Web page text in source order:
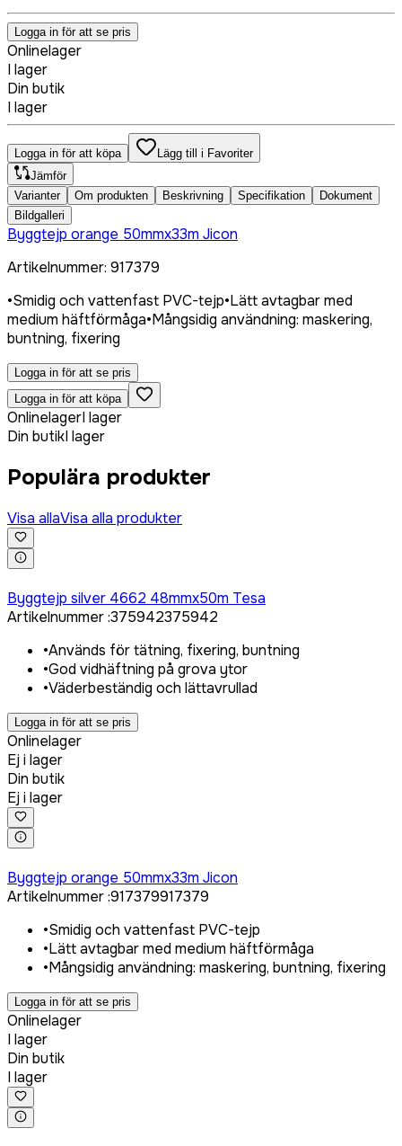
Logga in för att se pris
Onlinelager
I lager
Din butik
I lager
Logga in för att köpa
Lägg till i Favoriter
Jämför
Varianter
Om produkten Beskrivning Specifikation
Dokument
Bildgalleri
Byggtejp orange 50mmx33m Jicon
Artikelnummer: 917379
•Smidig och vattenfast PVC-tejp•Lätt avtagbar med
medium häftförmåga•Mångsidig användning: maskering,
buntning, fixering
Logga in för att se pris
Logga in för att köpa
OnlinelagerI lager
Din butikI lager
Populära produkter
Visa allaVisa alla produkter
Byggtejp silver 4662 48mmx50m Tesa
Artikelnummer:375942375942
•Används för tätning, fixering, buntning
•God vidhäftning på grova ytor
•Väderbeständig och lättavrullad
Logga in för att se pris
Onlinelager
Ej i lager
Din butik
Ej i lager
Byggtejp orange 50mmx33m Jicon
Artikelnummer:917379917379
•Smidig och vattenfast PVC-tejp
•Lätt avtagbar med medium häftförmåga
•Mångsidig användning: maskering, buntning, fixering
Logga in för att se pris
Onlinelager
I lager
Din butik
I lager